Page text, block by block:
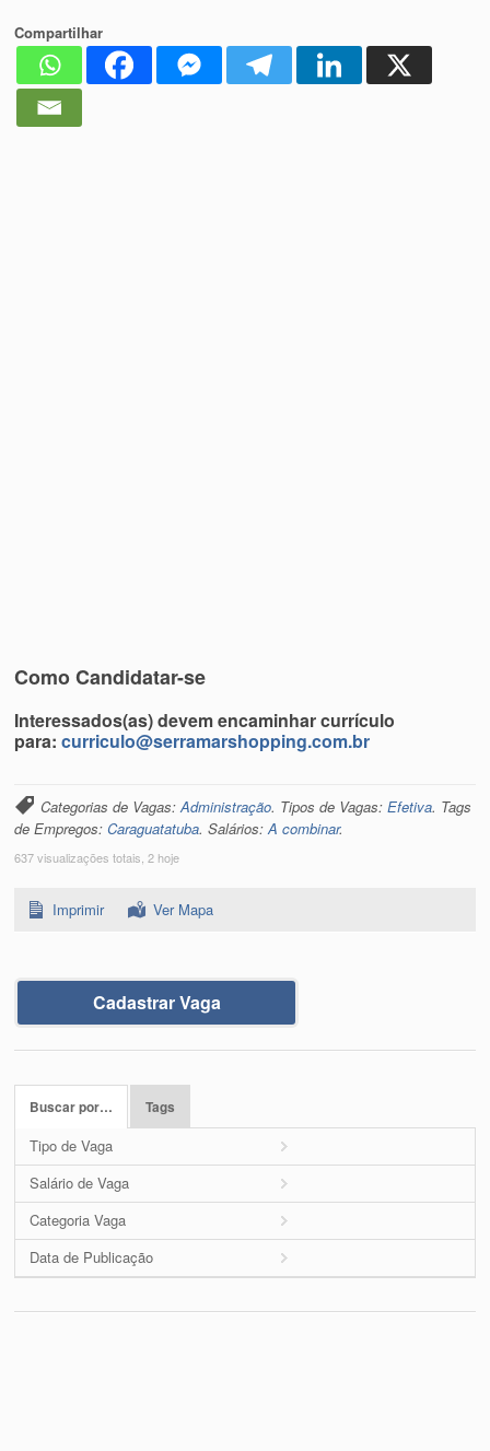
Compartilhar
Como Candidatar-se
Interessados(as) devem encaminhar currículo
para:curriculo@serramarshopping.com.br
Categorias de Vagas:Administração. Tipos de Vagas:Efetiva. Tags
de Empregos:Caraguatatuba. Salários:A combinar.
637 visualizações totais, 2 hoje
Imprimir Ver Mapa
Cadastrar Vaga
Buscar por… Tags
Tipo de Vaga
Salário de Vaga
Categoria Vaga
Data de Publicação